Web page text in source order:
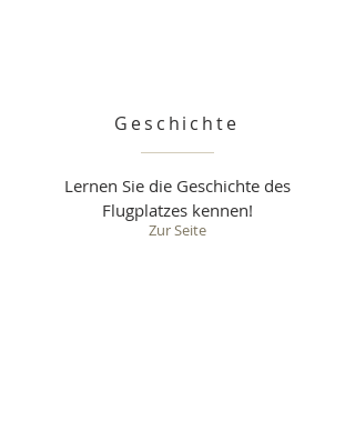
Geschichte
Lernen Sie die Geschichte des
Flugplatzes kennen!
Zur Seite